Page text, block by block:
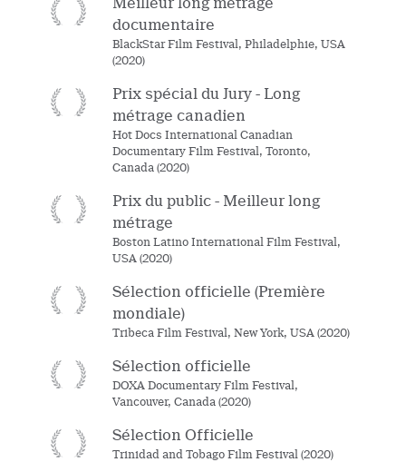
documentaire
BlackStar Film Festival, Philadelphie, USA
(2020)
Prix spécial du Jury - Long
métrage canadien
Hot Docs International Canadian
Documentary Film Festival, Toronto,
Canada (2020)
Prix du public - Meilleur long
métrage
Boston Latino International Film Festival,
USA (2020)
Sélection officielle (Première
mondiale)
Tribeca Film Festival, New York, USA (2020)
Sélection officielle
DOXA Documentary Film Festival,
Vancouver, Canada (2020)
Sélection Officielle
Trinidad and Tobago Film Festival (2020)